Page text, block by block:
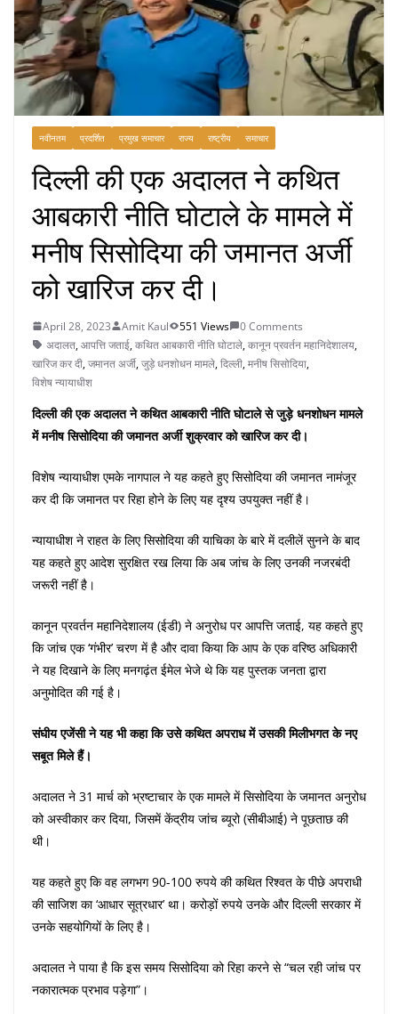
नवीनतम प्रदर्शित प्रमुख समाचार राज्य राष्ट्रीय समाचार
दिल्ली की एक अदालत ने कथित
आबकारी नीति घोटाले के मामले में
मनीष सिसोदिया की जमानत अर्जी
को खारिज कर दी।
April 28, 2023 Amit Kaul 551 Views
0 Comments
अदालत,आपत्ति जताई,कथित आबकारी नीति घोटाले,कानून प्रवर्तन महानिदेशालय,
खारिज कर दी,जमानत अर्जी,जुड़े धनशोधन मामले,दिल्ली,मनीष सिसोदिया,
विशेष न्यायाधीश
दिल्ली की एक अदालत ने कथित आबकारी नीति घोटाले से जुड़े धनशोधन मामले
में मनीष सिसोदिया की जमानत अर्जी शुक्रवार को खारिज कर दी।
विशेष न्यायाधीश एमके नागपाल ने यह कहते हुए सिसोदिया की जमानत नामंजूर
कर दी कि जमानत पर रिहा होने के लिए यह दृश्य उपयुक्त नहीं है।
न्यायाधीश ने राहत के लिए सिसोदिया की याचिका के बारे में दलीलें सुनने के बाद
यह कहते हुए आदेश सुरक्षित रख लिया कि अब जांच के लिए उनकी नजरबंदी
जरूरी नहीं है।
कानून प्रवर्तन महानिदेशालय (ईडी) ने अनुरोध पर आपत्ति जताई, यह कहते हुए
कि जांच एक ‘गंभीर’ चरण में है और दावा किया कि आप के एक वरिष्ठ अधिकारी
ने यह दिखाने के लिए मनगढ़ंत ईमेल भेजे थे कि यह पुस्तक जनता द्वारा
अनुमोदित की गई है।
संघीय एजेंसी ने यह भी कहा कि उसे कथित अपराध में उसकी मिलीभगत के नए
सबूत मिले हैं।
अदालत ने 31 मार्च को भ्रष्टाचार के एक मामले में सिसोदिया के जमानत अनुरोध
को अस्वीकार कर दिया, जिसमें केंद्रीय जांच ब्यूरो (सीबीआई) ने पूछताछ की
थी।
यह कहते हुए कि वह लगभग 90-100 रुपये की कथित रिश्वत के पीछे अपराधी
की साजिश का ‘आधार सूत्रधार’ था। करोड़ों रुपये उनके और दिल्ली सरकार में
उनके सहयोगियों के लिए है।
अदालत ने पाया है कि इस समय सिसोदिया को रिहा करने से “चल रही जांच पर
नकारात्मक प्रभाव पड़ेगा”।